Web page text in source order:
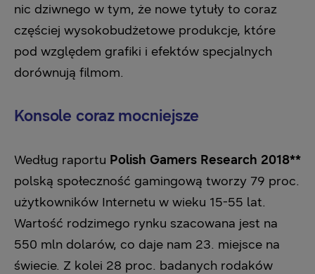
nic dziwnego w tym, że nowe tytuły to coraz
częściej wysokobudżetowe produkcje, które
pod względem grafiki i efektów specjalnych
dorównują filmom.
Konsole coraz mocniejsze
Według raportu Polish Gamers Research 2018**
polską społeczność gamingową tworzy 79 proc.
użytkowników Internetu w wieku 15-55 lat.
Wartość rodzimego rynku szacowana jest na
550 mln dolarów, co daje nam 23. miejsce na
świecie. Z kolei 28 proc. badanych rodaków